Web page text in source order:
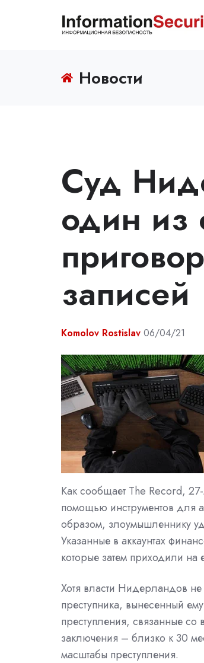
Новости
Суд
один из
записей
Komolov Rostislav 06/04/21
Как сообщает The Record,
помощью инструментов для
образом, злоумышленнику
Указанные в аккаунтах
которые затем приходили на
Хотя власти Нидерландов
преступника, вынесенный
преступления, связанные
заключения – близко к 30
масштабы преступления.